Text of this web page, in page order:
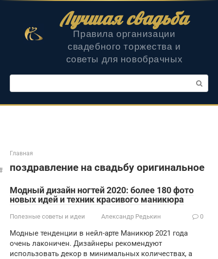
Лучшая свадьба
Правила организации
свадебного торжества и
советы для новобрачных
Поиск:
Главная
поздравление на свадьбу оригинальное
Модный дизайн ногтей 2020: более 180 фото
новых идей и техник красивого маникюра
Полезные советы и идеи Александр Редькин 0
Модные тенденции в нейл-арте Маникюр 2021 года
очень лаконичен. Дизайнеры рекомендуют
использовать декор в минимальных количествах, а